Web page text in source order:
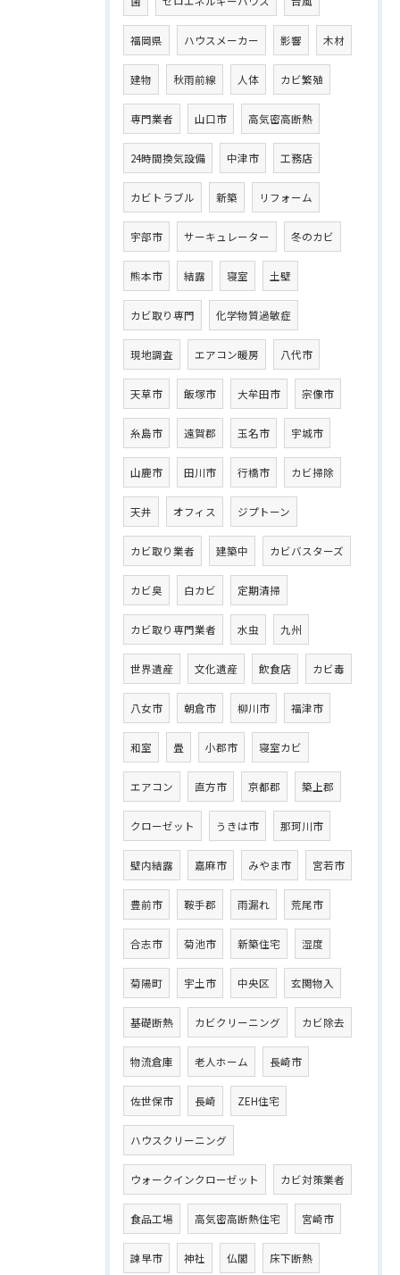
福岡県 ハウスメーカー 影響 木材
建物 秋雨前線 人体 カビ繁殖
専門業者 山口市 高気密高断熱
24時間換気設備 中津市 工務店
カビトラブル 新築 リフォーム
宇部市 サーキュレーター 冬のカビ
熊本市 結露 寝室 土壁
カビ取り専門 化学物質過敏症
現地調査 エアコン暖房 八代市
天草市 飯塚市 大牟田市 宗像市
糸島市 遠賀郡 玉名市 宇城市
山鹿市 田川市 行橋市 カビ掃除
天井 オフィス ジプトーン
カビ取り業者 建築中 カビバスターズ
カビ臭 白カビ 定期清掃
カビ取り専門業者 水虫 九州
世界遺産 文化遺産 飲食店 カビ毒
八女市 朝倉市 柳川市 福津市
和室 畳 小郡市 寝室カビ
エアコン 直方市 京都郡 築上郡
クローゼット うきは市 那珂川市
壁内結露 嘉麻市 みやま市 宮若市
豊前市 鞍手郡 雨漏れ 荒尾市
合志市 菊池市 新築住宅 湿度
菊陽町 宇土市 中央区 玄関物入
基礎断熱 カビクリーニング カビ除去
物流倉庫 老人ホーム 長崎市
佐世保市 長崎 ZEH住宅
ハウスクリーニング
ウォークインクローゼット カビ対策業者
食品工場 高気密高断熱住宅 宮崎市
諫早市 神社 仏閣 床下断熱